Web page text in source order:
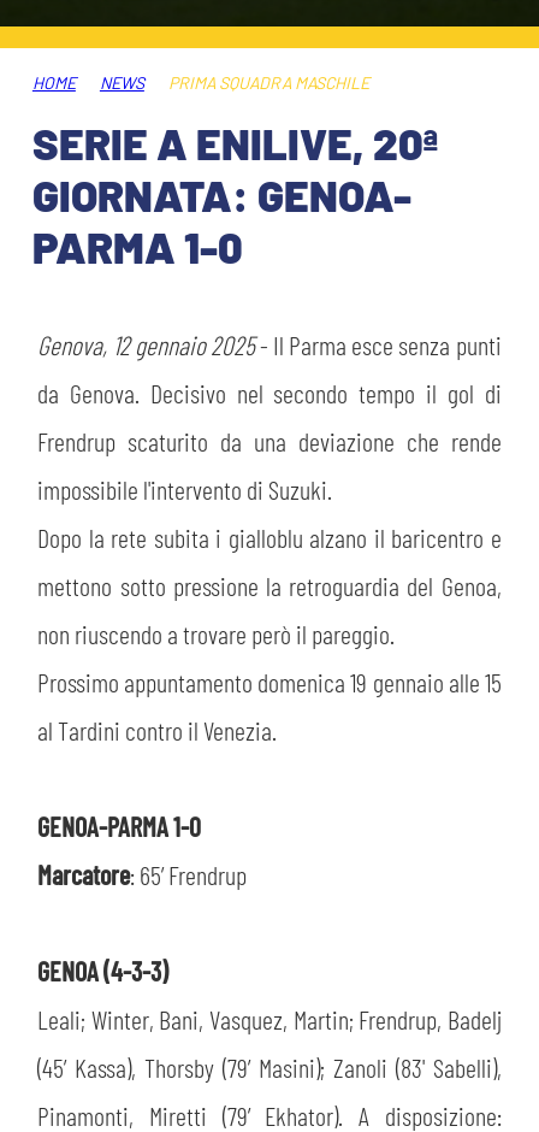
MUSEUM CLUB EXPERIENCE
BIGLIETTI
ABBONAMENTI
INFO BIGLIETTI
TARDINI CARD
TRASFERTE
TICKET GIFT CARD
SHOP
ESPORTS
ORGANIGRAMMA
MUTTI TRAINING CENTER
MUSEO
INFORMATIVA FINANZIARIA
STADIO TARDINI
MEDIA
CSR
PARTNER
HOME NEWS PRIMA SQUADRA MASCHILE
SERIE A ENILIVE, 20ª
GIORNATA: GENOA-
PARMA 1-0
Genova, 12 gennaio 2025- Il Parma esce senza punti
da Genova. Decisivo nel secondo tempo il gol di
Frendrup scaturito da una deviazione che rende
impossibile l'intervento di Suzuki.
Dopo la rete subita i gialloblu alzano il baricentro e
mettono sotto pressione la retroguardia del Genoa,
non riuscendo a trovare però il pareggio.
Prossimo appuntamento domenica 19 gennaio alle 15
al Tardini contro il Venezia.
GENOA-PARMA 1-0
Marcatore: 65’ Frendrup
GENOA (4-3-3)
Leali; Winter, Bani, Vasquez, Martin; Frendrup, Badelj
(45’ Kassa), Thorsby (79’ Masini); Zanoli (83' Sabelli),
Pinamonti, Miretti (79’ Ekhator). A disposizione: